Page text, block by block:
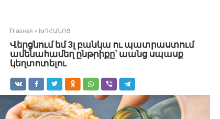
Главная » ԽՈՀԱՆՈՑ
Վերցնում եմ 3լ բանկա ու պատրաստում
ամենահամեղ ընթրիքը՝ աանց սպասք
կեղտոտելու